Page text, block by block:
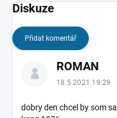
Diskuze
Přidat komentář
ROMAN
18.5.2021 19:29
dobry den chcel by som